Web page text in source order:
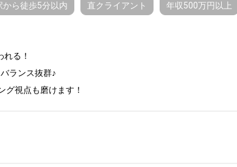
から徒歩5分以内 直クライアント 年収500万円以上
る！
ランス抜群♪
視点も磨けます！